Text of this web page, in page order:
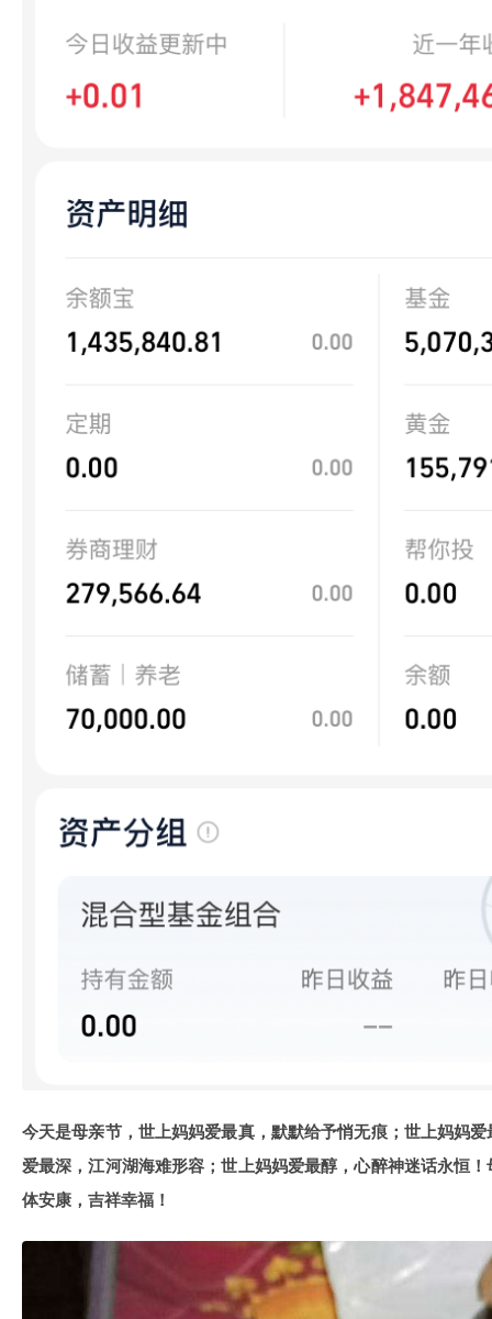
今天是母亲节，世上妈妈爱最真，默默给予悄无痕；世上妈妈
爱最深，江河湖海难形容；世上妈妈爱最醇，心醉神迷话永恒
体安康，吉祥幸福！